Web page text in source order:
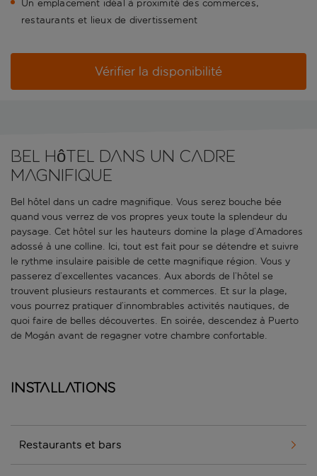
Un emplacement idéal à proximité des commerces,
restaurants et lieux de divertissement
Vérifier la disponibilité
Bel hôtel dans un cadre
magnifique
Bel hôtel dans un cadre magnifique. Vous serez bouche bée
quand vous verrez de vos propres yeux toute la splendeur du
paysage. Cet hôtel sur les hauteurs domine la plage d’Amadores
adossé à une colline. Ici, tout est fait pour se détendre et suivre
le rythme insulaire paisible de cette magnifique région. Vous y
passerez d’excellentes vacances. Aux abords de l’hôtel se
trouvent plusieurs restaurants et commerces. Et sur la plage,
vous pourrez pratiquer d’innombrables activités nautiques, de
quoi faire de belles découvertes. En soirée, descendez à Puerto
de Mogán avant de regagner votre chambre confortable.
Installations
Restaurants et bars